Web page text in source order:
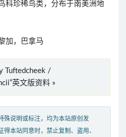
科珍稀鸟类，分布于南美洲地
加，巴拿马
Tuftedcheek /
英文版资料 »
殊说明或标注，均为本站原创发
本站同意时，禁止复制、盗用、